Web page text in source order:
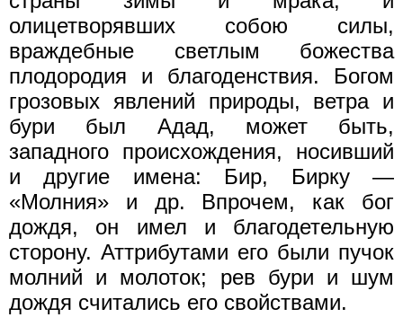
олицетворявших собою силы,
враждебные светлым божества
плодородия и благоденствия. Богом
грозовых явлений природы, ветра и
бури был Адад, может быть,
западного происхождения, носивший
и другие имена: Бир, Бирку —
«Молния» и др. Впрочем, как бог
дождя, он имел и благодетельную
сторону. Аттрибутами его были пучок
молний и молоток; рев бури и шум
дождя считались его свойствами.